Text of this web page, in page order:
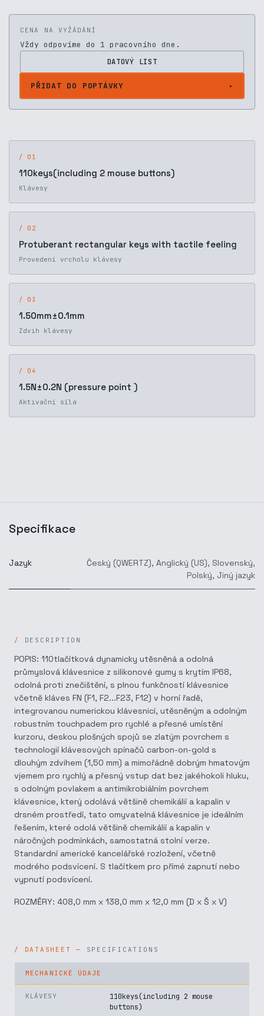
CENA NA VYŽÁDÁNÍ
Vždy odpovíme do 1 pracovního dne.
DATOVÝ LIST
PŘIDAT DO POPTÁVKY
/ 01
110keys(including 2 mouse buttons)
Klávesy
/ 02
Protuberant rectangular keys with tactile feeling
Provedení vrcholu klávesy
/ 03
1.50mm±0.1mm
Zdvih klávesy
/ 04
1.5N±0.2N (pressure point )
Aktivační síla
Specifikace
Jazyk Český (QWERTZ), Anglický (US), Slovenský,
Polský, Jiný jazyk
DESCRIPTION
POPIS: 110tlačítková dynamicky utěsněná a odolná
průmyslová klávesnice z silikonové gumy s krytím IP68,
odolná proti znečištění, s plnou funkčností klávesnice
včetně kláves FN (F1, F2...F23, F12) v horní řadě,
integrovanou numerickou klávesnicí, utěsněným a odolným
robustním touchpadem pro rychlé a přesné umístění
kurzoru, deskou plošných spojů se zlatým povrchem s
technologií klávesových spínačů carbon-on-gold s
dlouhým zdvihem (1,50 mm) a mimořádně dobrým hmatovým
vjemem pro rychlý a přesný vstup dat bez jakéhokoli hluku,
s odolným povlakem a antimikrobiálním povrchem
klávesnice, který odolává většině chemikálií a kapalin v
drsném prostředí, tato omyvatelná klávesnice je ideálním
řešením, které odolá většině chemikálií a kapalin v
náročných podmínkách, samostatná stolní verze.
Standardní americké kancelářské rozložení, včetně
modrého podsvícení. S tlačítkem pro přímé zapnutí nebo
vypnutí podsvícení.
ROZMĚRY: 408,0 mm x 138,0 mm x 12,0 mm (D x Š x V)
SPECIFICATIONS
MECHANICKÉ ÚDAJE
KLÁVESY
110keys(including 2 mouse
buttons)